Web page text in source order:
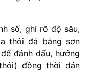
số, ghi rõ độ sâu,
thỏi đá bằng sơn
đánh dấu, hướng
đồng thời dán